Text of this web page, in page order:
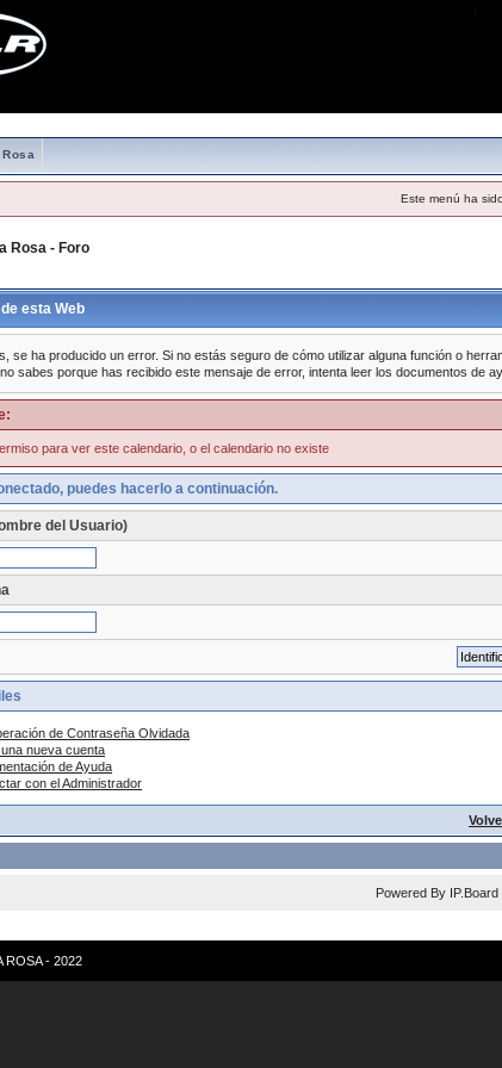
Este menú ha
Rosa - Foro
esta Web
se ha producido un error. Si no estás seguro de cómo utilizar alguna función o
sabes porque has recibido este mensaje de error, intenta leer los documentos de
para ver este calendario, o el calendario no existe
puedes hacerlo a continuación.
del Usuario)
de Contraseña Olvidada
nueva cuenta
de Ayuda
con el Administrador
Powered By IP.Board
ROSA - 2022